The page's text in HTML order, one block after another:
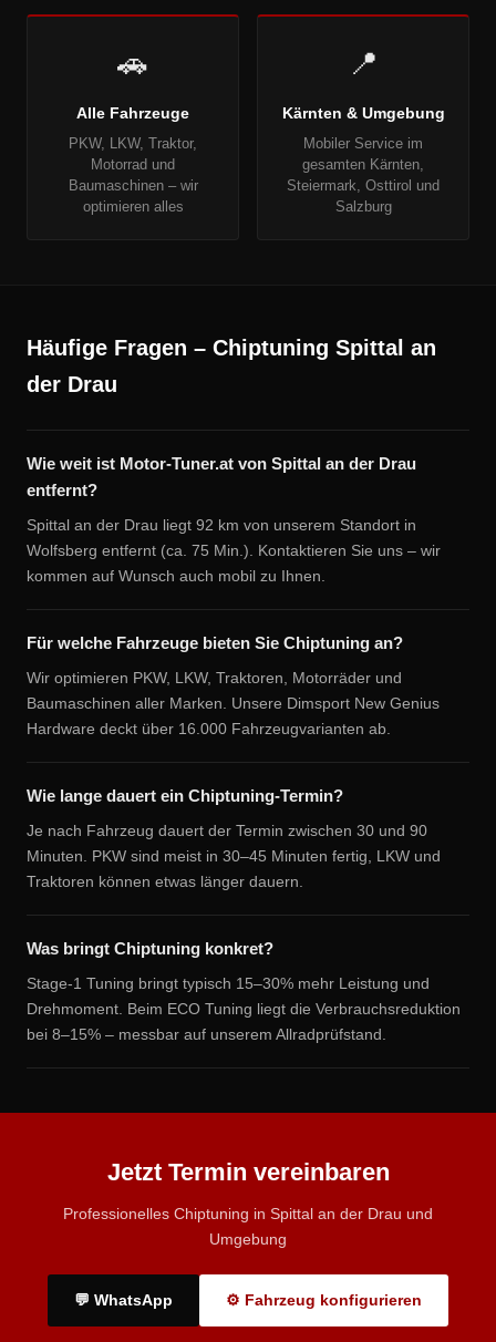
🚗
Alle Fahrzeuge
PKW, LKW, Traktor,
Motorrad und
Baumaschinen – wir
optimieren alles
📍
Kärnten & Umgebung
Mobiler Service im
gesamten Kärnten,
Steiermark, Osttirol und
Salzburg
Häufige Fragen – Chiptuning Spittal an
der Drau
Wie weit ist Motor-Tuner.at von Spittal an der Drau
entfernt?
Spittal an der Drau liegt 92 km von unserem Standort in
Wolfsberg entfernt (ca. 75 Min.). Kontaktieren Sie uns – wir
kommen auf Wunsch auch mobil zu Ihnen.
Für welche Fahrzeuge bieten Sie Chiptuning an?
Wir optimieren PKW, LKW, Traktoren, Motorräder und
Baumaschinen aller Marken. Unsere Dimsport New Genius
Hardware deckt über 16.000 Fahrzeugvarianten ab.
Wie lange dauert ein Chiptuning-Termin?
Je nach Fahrzeug dauert der Termin zwischen 30 und 90
Minuten. PKW sind meist in 30–45 Minuten fertig, LKW und
Traktoren können etwas länger dauern.
Was bringt Chiptuning konkret?
Stage-1 Tuning bringt typisch 15–30% mehr Leistung und
Drehmoment. Beim ECO Tuning liegt die Verbrauchsreduktion
bei 8–15% – messbar auf unserem Allradprüfstand.
Jetzt Termin vereinbaren
Professionelles Chiptuning in Spittal an der Drau und
Umgebung
💬 WhatsApp ⚙ Fahrzeug konfigurieren